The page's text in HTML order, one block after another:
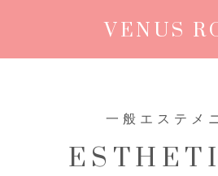
VENUS
一般エステメ